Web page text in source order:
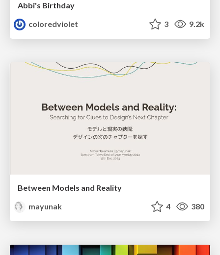
Abbi's Birthday
coloredviolet
3 9.2k
Between Models and Reality
mayunak
4 380